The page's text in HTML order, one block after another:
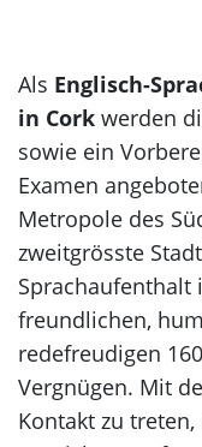
Als Englisch-
in Cork werden
sowie ein
Examen
Metropole des
zweitgrösste
Sprachaufenthalt
freundlichen,
redefreudigen
Vergnügen. Mit
Kontakt zu